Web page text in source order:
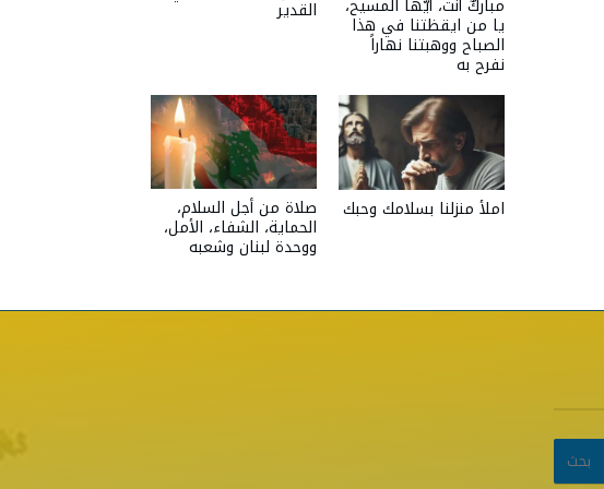
القدير يا من ايقظتنا في هذا
الصباح ووهبتنا نهاراً
نفرح به
صلاة من أجل السلام،
الحماية، الشفاء، الأمل،
ووحدة لبنان وشعبه
املأ منزلنا بسلامك وحبك